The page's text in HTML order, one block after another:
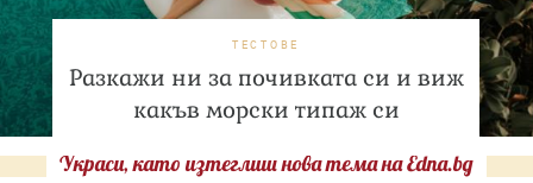
ТЕСТОВЕ
Разкажи ни за почивката си и виж
какъв морски типаж си
Украси, като изтеглиш нова тема на Edna.bg